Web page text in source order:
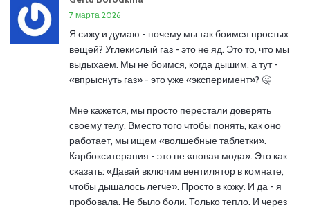
7 марта 2026
Я сижу и думаю - почему мы так боимся простых
вещей? Углекислый газ - это не яд. Это то, что мы
выдыхаем. Мы не боимся, когда дышим, а тут -
«впрыснуть газ» - это уже «эксперимент»? 🤔
Мне кажется, мы просто перестали доверять
своему телу. Вместо того чтобы понять, как оно
работает, мы ищем «волшебные таблетки».
Карбокситерапия - это не «новая мода». Это как
сказать: «Давай включим вентилятор в комнате,
чтобы дышалось легче». Просто в кожу. И да - я
пробовала. Не было боли. Только тепло. И через